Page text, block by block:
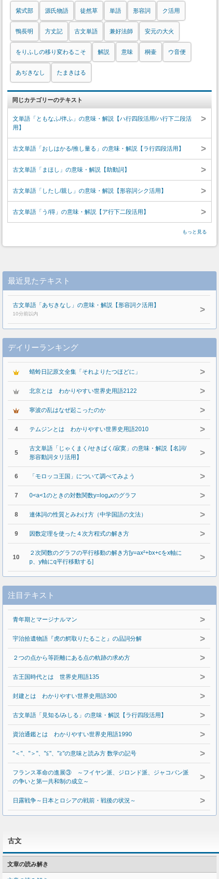
紫式部 源氏物語 徒然草 単語 形容詞 ク活用
鴨長明 方丈記 古文単語 兼好法師 安元の大火
をりふしの移り変わるこそ 解説 意味 桐壷 ウ音便
あぢきなし たまきはる
同じカテゴリーのテキスト
文単語「ともなふ/伴ふ」の意味・解説【ハ行四段活用/ハ行下二段活
用】
>
古文単語「おしはかる/推し量る」の意味・解説【ラ行四段活用】 >
古文単語「まほし」の意味・解説【助動詞】 >
古文単語「したし/親し」の意味・解説【形容詞シク活用】 >
古文単語「う/得」の意味・解説【ア行下二段活用】 >
もっと見る
最近見たテキスト
古文単語「あぢきなし」の意味・解説【形容詞ク活用】
10分前以内 >
デイリーランキング
蜻蛉日記原文全集「それよりたつほどに」 >
北京とは わかりやすい世界史用語2122 >
寧波の乱はなぜ起こったのか >
4 テムジンとは わかりやすい世界史用語2010 >
5
古文単語「じゃくまく/せきばく/寂寞」の意味・解説【名詞/
形容動詞タリ活用】
>
6 「モロッコ王国」について調べてみよう >
7 0<a<1のときの対数関数y=logₐxのグラフ >
8 連体詞の性質とみわけ方（中学国語の文法） >
9 因数定理を使った４次方程式の解き方 >
10
２次関数のグラフの平行移動の解き方[y=ax²+bx+cをx軸に
p、y軸にq平行移動する]
>
注目テキスト
青年期とマージナルマン >
宇治拾遺物語『虎の鰐取りたること』の品詞分解 >
２つの点から等距離にある点の軌跡の求め方 >
古王国時代とは 世界史用語135 >
封建とは わかりやすい世界史用語300 >
古文単語「見知る/みしる」の意味・解説【ラ行四段活用】 >
資治通鑑とは わかりやすい世界史用語1990 >
"＜"、"＞"、"≦"、"≧"の意味と読み方 数学の記号 >
フランス革命の進展③ ～フイヤン派、ジロンド派、ジャコバン派
の争いと第一共和制の成立～
>
日露戦争～日本とロシアの戦前・戦後の状況～ >
古文
文章の読み解き